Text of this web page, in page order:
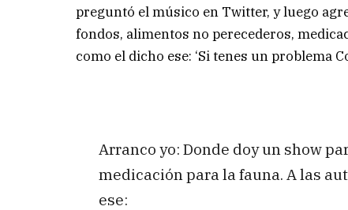
preguntó el músico en Twitter, y luego
fondos, alimentos no perecederos,
como el dicho ese: ‘Si tenes un problema
Arranco yo: Donde doy un show
medicación para la fauna. A las
ese: